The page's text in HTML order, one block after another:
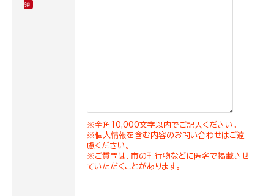
※全角10,000文字以内でご記入ください。
※個人情報を含む内容のお問い合わせはご遠
慮ください。
※ご質問は、市の刊行物などに匿名で掲載させ
ていただくことがあります。